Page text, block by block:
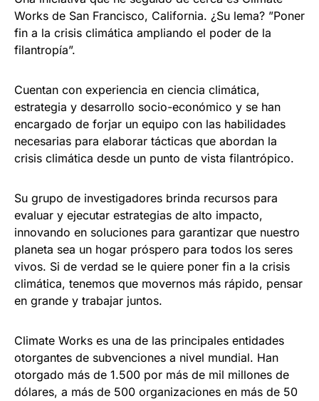
Works de San Francisco, California. ¿Su lema? ”Poner
fin a la crisis climática ampliando el poder de la
filantropía”.
Cuentan con experiencia en ciencia climática,
estrategia y desarrollo socio-económico y se han
encargado de forjar un equipo con las habilidades
necesarias para elaborar tácticas que abordan la
crisis climática desde un punto de vista filantrópico.
Su grupo de investigadores brinda recursos para
evaluar y ejecutar estrategias de alto impacto,
innovando en soluciones para garantizar que nuestro
planeta sea un hogar próspero para todos los seres
vivos. Si de verdad se le quiere poner fin a la crisis
climática, tenemos que movernos más rápido, pensar
en grande y trabajar juntos.
Climate Works es una de las principales entidades
otorgantes de subvenciones a nivel mundial. Han
otorgado más de 1.500 por más de mil millones de
dólares, a más de 500 organizaciones en más de 50